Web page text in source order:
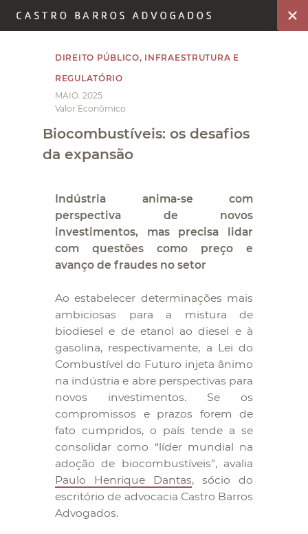
DIREITO PÚBLICO, INFRAESTRUTURA E
REGULATÓRIO
MAIO. 2025
Valor Econômico
Biocombustíveis: os desafios
da expansão
Indústria anima-se com
perspectiva de novos
investimentos, mas precisa lidar
com questões como preço e
avanço de fraudes no setor
Ao estabelecer determinações mais
ambiciosas para a mistura de
biodiesel e de etanol ao diesel e à
gasolina, respectivamente, a Lei do
Combustível do Futuro injeta ânimo
na indústria e abre perspectivas para
novos investimentos. Se os
compromissos e prazos forem de
fato cumpridos, o país tende a se
consolidar como “líder mundial na
adoção de biocombustíveis”, avalia
Paulo Henrique Dantas, sócio do
escritório de advocacia Castro Barros
Advogados.